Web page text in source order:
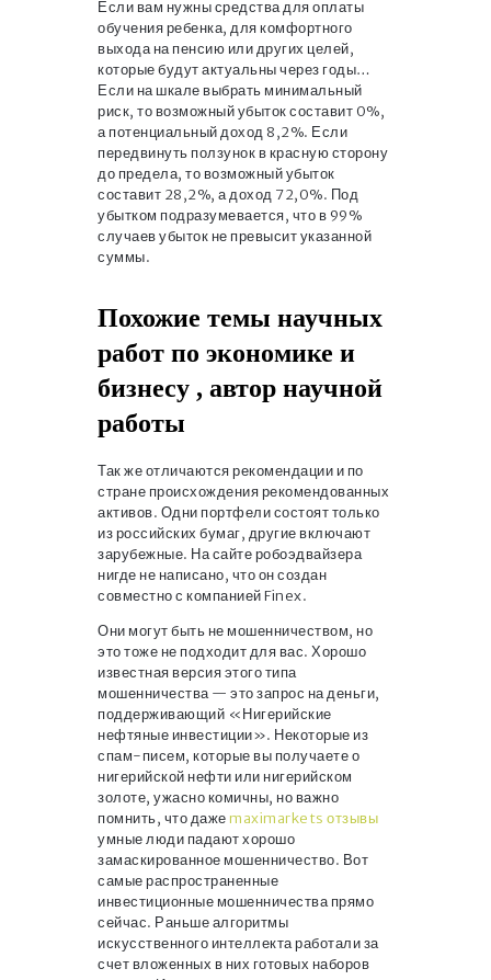
Если вам нужны средства для оплаты
обучения ребенка, для комфортного
выхода на пенсию или других целей,
которые будут актуальны через годы…
Если на шкале выбрать минимальный
риск, то возможный убыток составит 0%,
а потенциальный доход 8,2%. Если
передвинуть ползунок в красную сторону
до предела, то возможный убыток
составит 28,2%, а доход 72,0%. Под
убытком подразумевается, что в 99%
случаев убыток не превысит указанной
суммы.
Похожие темы научных
работ по экономике и
бизнесу , автор научной
работы
Так же отличаются рекомендации и по
стране происхождения рекомендованных
активов. Одни портфели состоят только
из российских бумаг, другие включают
зарубежные. На сайте робоэдвайзера
нигде не написано, что он создан
совместно с компанией Finex.
Они могут быть не мошенничеством, но
это тоже не подходит для вас. Хорошо
известная версия этого типа
мошенничества — это запрос на деньги,
поддерживающий «Нигерийские
нефтяные инвестиции». Некоторые из
спам-писем, которые вы получаете о
нигерийской нефти или нигерийском
золоте, ужасно комичны, но важно
помнить, что дажеmaximarkets отзывы
умные люди падают хорошо
замаскированное мошенничество. Вот
самые распространенные
инвестиционные мошенничества прямо
сейчас. Раньше алгоритмы
искусственного интеллекта работали за
счет вложенных в них готовых наборов